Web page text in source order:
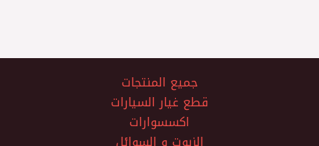
جميع المنتجات
قطع غيار السيارات
اكسسوارات